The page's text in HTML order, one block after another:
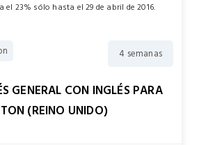
el 23% sólo hasta el 29 de abril de 2016.
4 semanas
GENERAL CON INGLÉS PARA
(REINO UNIDO)